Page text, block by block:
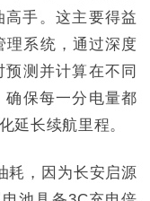
手。这主要得益
理系统，通过深度
测并计算在不同
保每一分电量都
延长续航里程。
耗，因为长安启源